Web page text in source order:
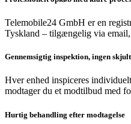
Telemobile24 GmbH er en
Tyskland – tilgængelig via
Gennemsigtig inspektion, ingen
Hver enhed inspiceres
modtager du et modtilbud med
Hurtig behandling efter modtagelse